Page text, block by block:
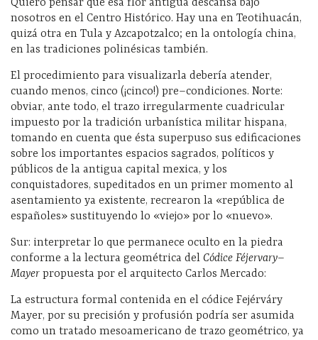
Quiero pensar que esa flor antigua descansa bajo
nosotros en el Centro Histórico. Hay una en Teotihuacán,
quizá otra en Tula y Azcapotzalco; en la ontología china,
en las tradiciones polinésicas también.
El procedimiento para visualizarla debería atender,
cuando menos, cinco (¡cinco!) pre–condiciones. Norte:
obviar, ante todo, el trazo irregularmente cuadricular
impuesto por la tradición urbanística militar hispana,
tomando en cuenta que ésta superpuso sus edificaciones
sobre los importantes espacios sagrados, políticos y
públicos de la antigua capital mexica, y los
conquistadores, supeditados en un primer momento al
asentamiento ya existente, recrearon la «república de
españoles» sustituyendo lo «viejo» por lo «nuevo».
Sur: interpretar lo que permanece oculto en la piedra
conforme a la lectura geométrica del Códice Féjervary–
Mayer propuesta por el arquitecto Carlos Mercado:
La estructura formal contenida en el códice Fejérváry
Mayer, por su precisión y profusión podría ser asumida
como un tratado mesoamericano de trazo geométrico, ya